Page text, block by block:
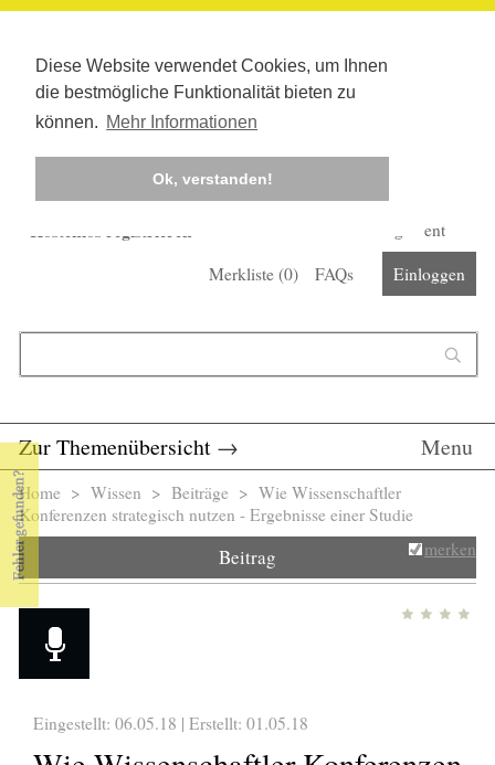
Diese Website verwendet Cookies, um Ihnen
die bestmögliche Funktionalität bieten zu
können. Mehr Informationen
Ok, verstanden!
Kostenlos registrieren
Corona-Management
Merkliste (0) FAQs Einloggen
Zur Themenübersicht → Menu
Sie sind hier
Home > Wissen > Beiträge > Wie Wissenschaftler
Konferenzen strategisch nutzen - Ergebnisse einer Studie
Beitrag merken
Eingestellt: 06.05.18 | Erstellt: 01.05.18